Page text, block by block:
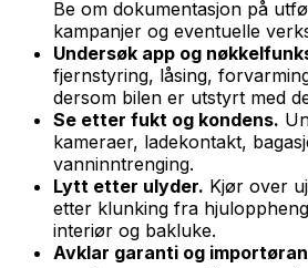
Be om dokumentasjon på
kampanjer og eventuelle
Undersøk app og
fjernstyring, låsing,
dersom bilen er utstyrt med
Se etter fukt og kondens.
kameraer, ladekontakt,
vanninntrenging.
Lytt etter ulyder. Kjør over
etter klunking fra
interiør og bakluke.
Avklar garanti og